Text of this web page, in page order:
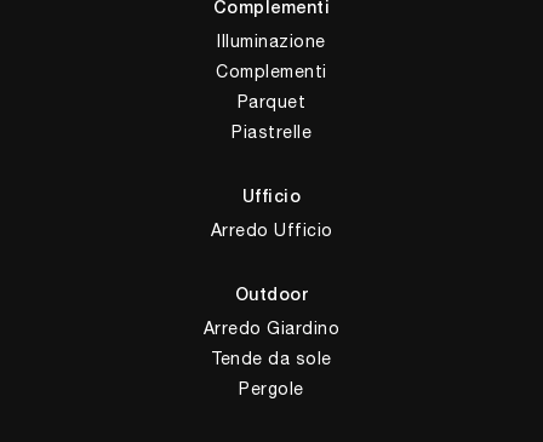
Complementi
Illuminazione
Complementi
Parquet
Piastrelle
Ufficio
Arredo Ufficio
Outdoor
Arredo Giardino
Tende da sole
Pergole